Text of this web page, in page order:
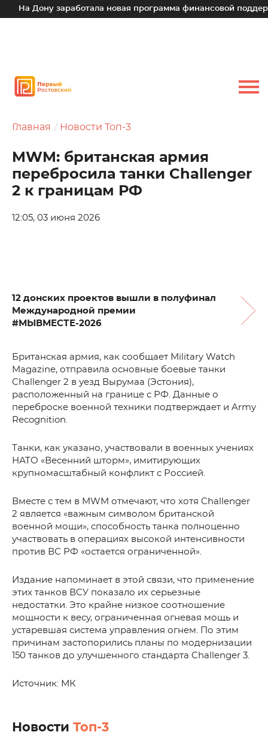
На Дону заработала новая программа финансовой
Главная Новости Топ-3
MWM: британская армия
перебросила танки Challenger
2 к границам РФ
12:05, 03 июня 2026
12 донских проектов вышли в полуфинал
Международной премии
#МЫВМЕСТЕ-2026
Британская армия, как сообщает Military Watch
Magazine, отправила основные боевые танки
Challenger 2 в уезд Вырумаа (Эстония),
расположенный на границе с РФ. Данные о
переброске военной техники подтверждает и Army
Recognition.
Танки, как указано, участвовали в военных учениях
НАТО «Весенний шторм», имитирующих
крупномасштабный конфликт с Россией.
Вместе с тем в MWM отмечают, что хотя Challenger
2 является «важным символом британской
военной мощи», способность танка полноценно
участвовать в операциях высокой интенсивности
против ВС РФ «остается ограниченной».
Издание напоминает в этой связи, что применение
этих танков ВСУ показало их серьезные
недостатки. Это крайне низкое соотношение
мощности к весу, ограниченная огневая мощь и
устаревшая система управления огнем. По этим
причинам застопорились планы по модернизации
150 танков до улучшенного стандарта Challenger 3.
Источник: МК
Новости Топ-3